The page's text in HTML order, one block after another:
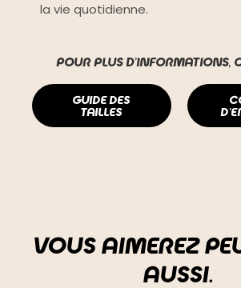
la vie quotidienne.
POUR PLUS D'INFORMATIONS,
GUIDE DES
TAILLES
VOUS AIMEREZ
AUSSI…